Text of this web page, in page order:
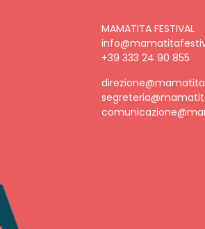
MAMATITA FESTIVAL
+39 333 24 90 855